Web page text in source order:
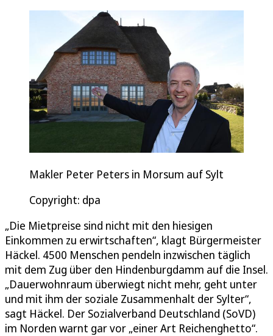
Makler Peter Peters in Morsum auf Sylt
Copyright: dpa
„Die Mietpreise sind nicht mit den hiesigen
Einkommen zu erwirtschaften“, klagt Bürgermeister
Häckel. 4500 Menschen pendeln inzwischen täglich
mit dem Zug über den Hindenburgdamm auf die Insel.
„Dauerwohnraum überwiegt nicht mehr, geht unter
und mit ihm der soziale Zusammenhalt der Sylter“,
sagt Häckel. Der Sozialverband Deutschland (SoVD)
im Norden warnt gar vor „einer Art Reichenghetto“.